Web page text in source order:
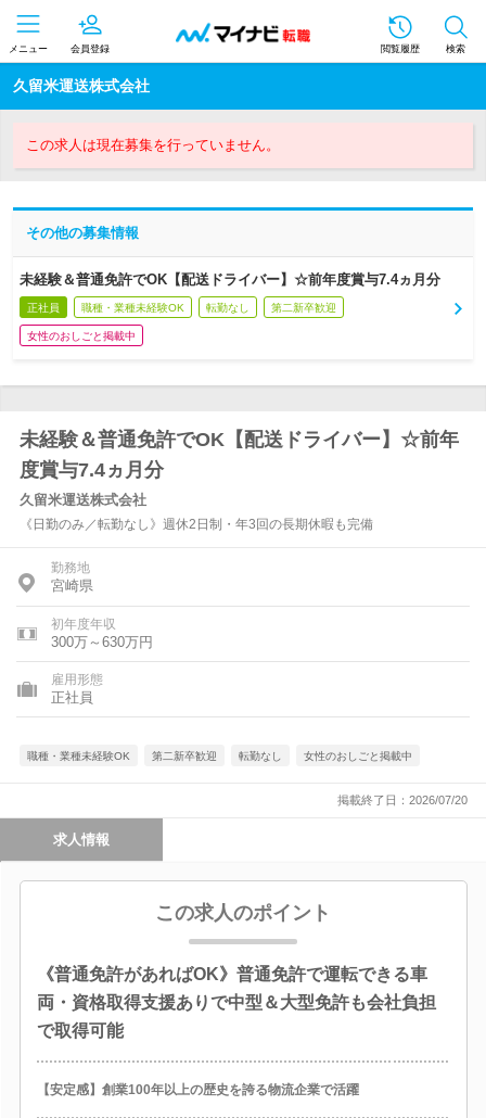
メニュー 会員登録 閲覧履歴 検索
久留米運送株式会社
この求人は現在募集を行っていません。
その他の募集情報
未経験＆普通免許でOK【配送ドライバー】☆前年度賞与7.4ヵ月分
正社員 職種・業種未経験OK 転勤なし 第二新卒歓迎
女性のおしごと掲載中
未経験＆普通免許でOK【配送ドライバー】☆前年
度賞与7.4ヵ月分
久留米運送株式会社
《日勤のみ／転勤なし》週休2日制・年3回の長期休暇も完備
勤務地
宮崎県
初年度年収
300万～630万円
雇用形態
正社員
職種・業種未経験OK 第二新卒歓迎 転勤なし 女性のおしごと掲載中
掲載終了日：2026/07/20
求人情報
この求人のポイント
《普通免許があればOK》普通免許で運転できる車
両・資格取得支援ありで中型＆大型免許も会社負担
で取得可能
【安定感】創業100年以上の歴史を誇る物流企業で活躍